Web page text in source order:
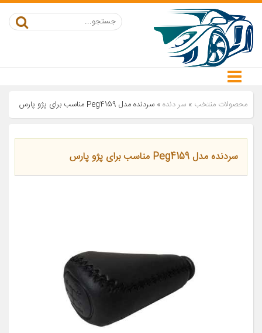
محصولات منتخب » سر دنده» سردنده مدل Peg4159 مناسب برای پژو پارس
سردنده مدل Peg4159 مناسب برای پژو پارس